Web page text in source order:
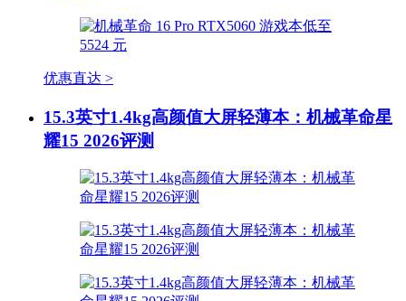
优惠直达 >
15.3英寸1.4kg高颜值大屏轻薄本：机械革命星
耀15 2026评测